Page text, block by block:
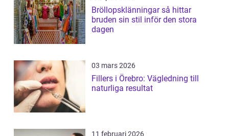
Bröllopsklänningar så hittar
bruden sin stil inför den stora
dagen
03 mars 2026
Fillers i Örebro: Vägledning till
naturliga resultat
11 februari 2026